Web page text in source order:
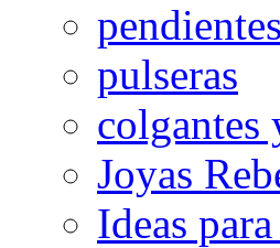
pendientes
pulseras
colgantes
Joyas
Ideas